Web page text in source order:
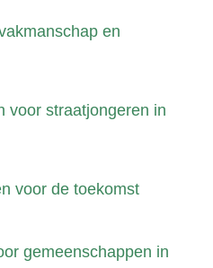
en
voor straatjongeren in
voor de toekomst
gemeenschappen in